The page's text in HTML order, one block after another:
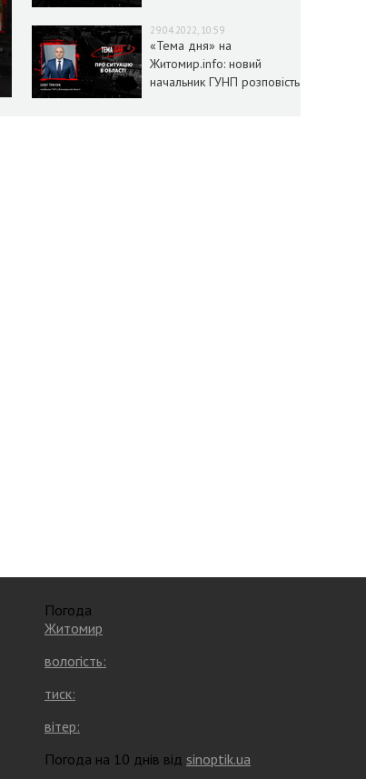
29.04.2022, 10:59
«Тема дня» на
Житомир.info: новий
начальник ГУНП розповість
Погода
Житомир
вологість:
тиск:
вітер:
Погода на 10 днів від sinoptik.ua